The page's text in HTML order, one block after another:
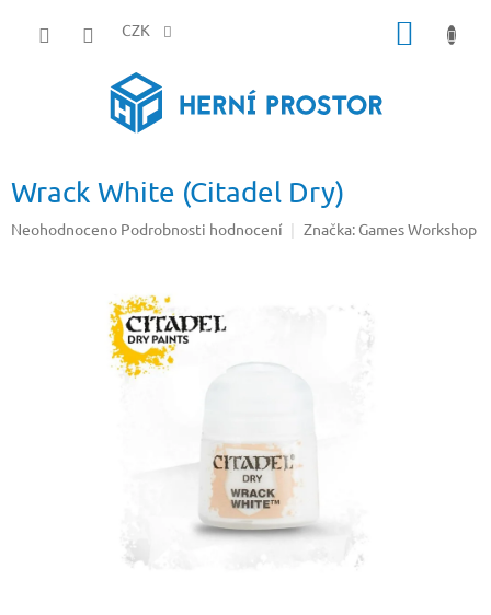
CZK
Wrack White (Citadel Dry)
Průměrné
Neohodnoceno Podrobnosti hodnocení Značka: Games Workshop